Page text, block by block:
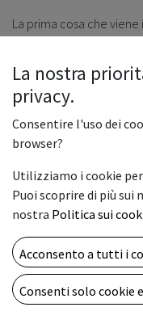
La prima cosa che
piatte, ben classificate
digitale da chi fa grafich
Nello specifico, nella
delle aziende che si
di colori e inchiostri.
La nostra
privacy.
Consentire l'uso dei
browser?
Utilizziamo i cookie
Puoi scoprire di più
nostra Politica sui
Acconsento a tutti i
Consenti solo cookie